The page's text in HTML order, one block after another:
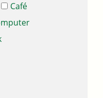
Café